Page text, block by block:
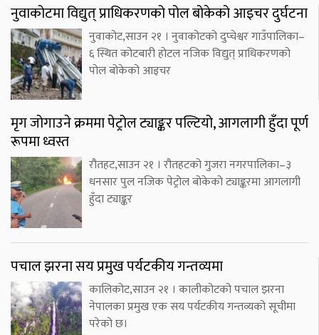
नुवाकोटमा विद्युत् प्राधिकरणको पोल बोकेको आइचर दुर्घटना
नुवाकोट,साउन २१ । नुवाकोटको दुप्चेश्वर गाउँपालिका–
६ स्थित कोटबारी होटल नजिक विद्युत् प्राधिकरणको
पोल बोकेको आइचर
मृग जोगाउने क्रममा पेट्रोल ट्याङ्कर पल्टियो, आगलागी हुँदा पूर्ण
रूपमा ध्वस्त
रौतहट,साउन २१ । रौतहटको गुजरा नगरपालिका–३
धनसार पुल नजिक पेट्रोल बोकेको ट्याङ्करमा आगलागी
हुँदा ट्याङ्कर
पचाल झरना सय प्रमुख पर्यटकीय गन्तव्यमा
कालिकोट,साउन २१ । कालीकोटको पचाल झरना
नेपालका प्रमुख एक सय पर्यटकीय गन्तव्यको सूचीमा
परेको छ।